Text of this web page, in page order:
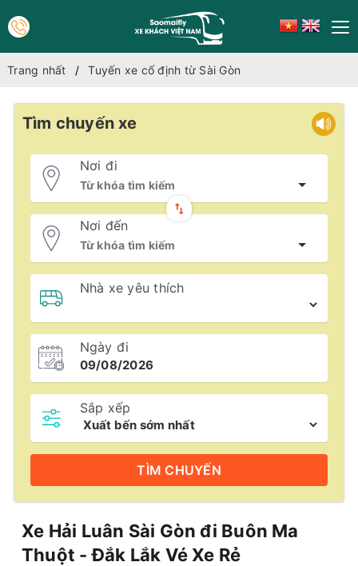
Trang nhất Tuyến xe cố định từ Sài Gòn
Tìm chuyến xe
Nơi đi
Nơi đến
Nhà xe yêu thích
Ngày đi
Sắp xếp
TÌM CHUYẾN
Xe Hải Luân Sài Gòn đi Buôn Ma
Thuột - Đắk Lắk Vé Xe Rẻ